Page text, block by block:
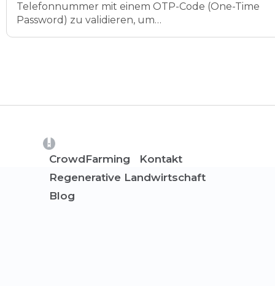
Telefonnummer mit einem OTP-Code (One-Time
Password) zu validieren, um…
CrowdFarming
Kontakt
Regenerative Landwirtschaft
Blog